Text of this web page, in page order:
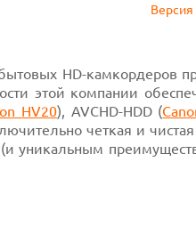
Версия
HD-камкордеров
этой компании
HV20), AVCHD-HDD (
четкая и чистая
уникальным